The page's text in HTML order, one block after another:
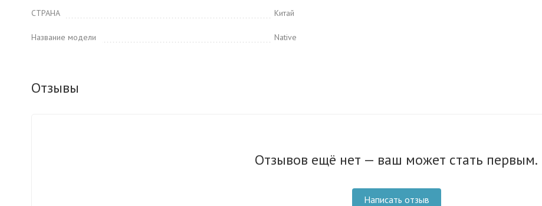
СТРАНА Китай
Название модели Native
Отзывы
Отзывов ещё нет — ваш может стать первым.
Написать отзыв